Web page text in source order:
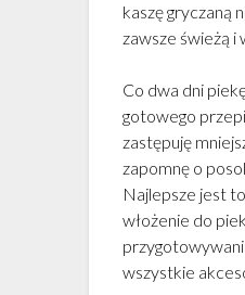
kaszę gryczaną
zawsze świeżą i
Co dwa dni
gotowego
zastępuję
zapomnę o
Najlepsze jest
włożenie do
wszystkie